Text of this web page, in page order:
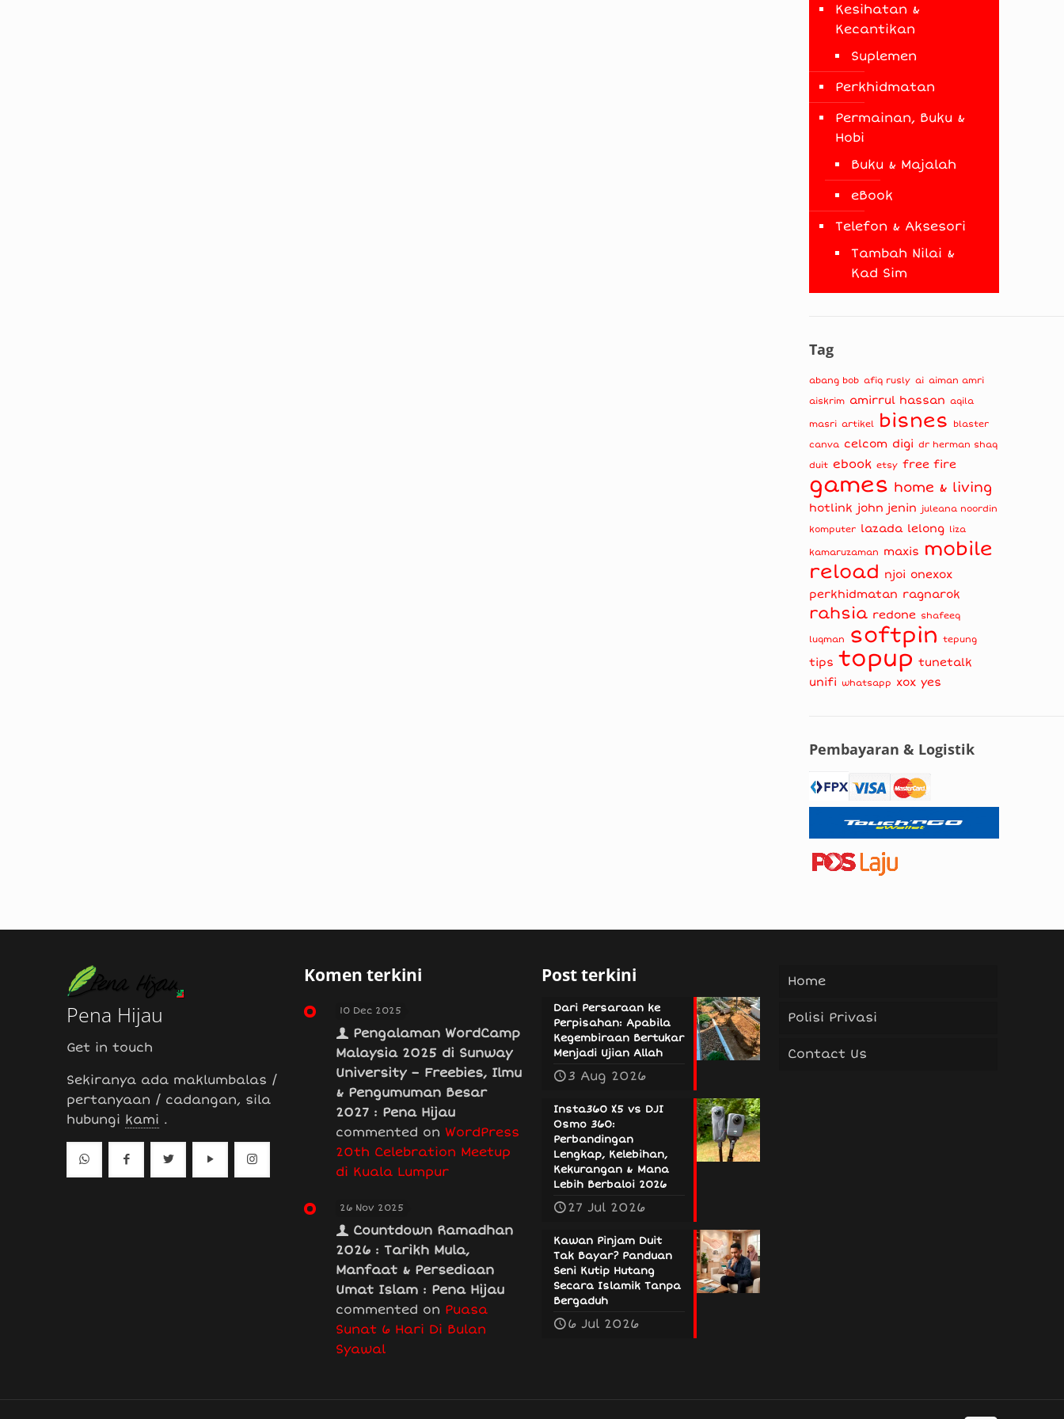
Kesihatan &
Kecantikan
Suplemen
Perkhidmatan
Permainan, Buku &
Hobi
Buku & Majalah
eBook
Telefon & Aksesori
Tambah Nilai &
Kad Sim
Tag
abang bob afiq rusly ai aiman amri
aiskrim amirrul hassan aqila
masri artikel bisnes
blaster
canva celcom digi dr herman shaq
duit ebook etsy free fire
games home & living
hotlink john jenin
juleana noordin
komputer lazada lelong liza
kamaruzaman maxis mobile
reload njoi onexox
perkhidmatan ragnarok
rahsia redone shafeeq
luqman softpin tepung
tips topup tunetalk
unifi whatsapp xox yes
Pembayaran & Logistik
Pena Hijau
Get in touch
Sekiranya ada maklumbalas /
pertanyaan / cadangan, sila
hubungi kami .
Komen terkini
10 Dec 2025
Pengalaman WordCamp
Malaysia 2025 di Sunway
University – Freebies, Ilmu
& Pengumuman Besar
2027 : Pena Hijau
commented on WordPress
20th Celebration Meetup
di Kuala Lumpur
26 Nov 2025
Countdown Ramadhan
2026 : Tarikh Mula,
Manfaat & Persediaan
Umat Islam : Pena Hijau
commented on Puasa
Sunat 6 Hari Di Bulan
Syawal
Post terkini
Dari Persaraan ke
Perpisahan: Apabila
Kegembiraan Bertukar
Menjadi Ujian Allah
3 Aug 2026
Insta360 X5 vs DJI
Osmo 360:
Perbandingan
Lengkap, Kelebihan,
Kekurangan & Mana
Lebih Berbaloi 2026
27 Jul 2026
Kawan Pinjam Duit
Tak Bayar? Panduan
Seni Kutip Hutang
Secara Islamik Tanpa
Bergaduh
6 Jul 2026
Home
Polisi Privasi
Contact Us